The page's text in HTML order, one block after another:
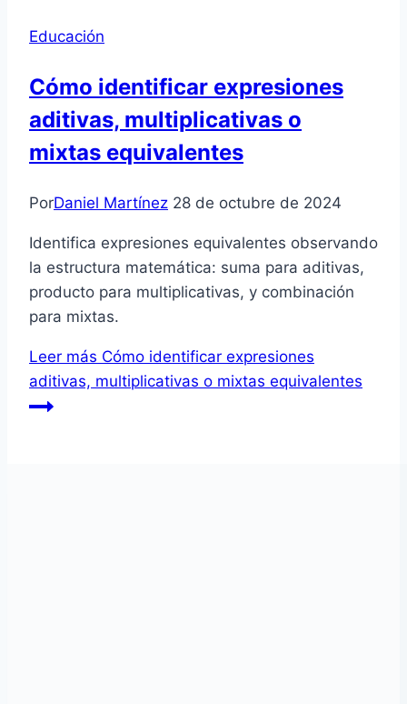
Educación
Cómo identificar expresiones
aditivas, multiplicativas o
mixtas equivalentes
PorDaniel Martínez 28 de octubre de 2024
Identifica expresiones equivalentes observando
la estructura matemática: suma para aditivas,
producto para multiplicativas, y combinación
para mixtas.
Leer más Cómo identificar expresiones
aditivas, multiplicativas o mixtas equivalentes